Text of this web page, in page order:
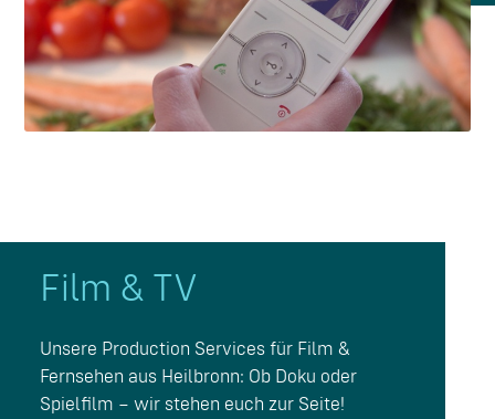
Film &TV
Unsere Production Services für Film &
Fernsehen aus Heilbronn: Ob Doku oder
Spielfilm – wir stehen euch zur Seite!